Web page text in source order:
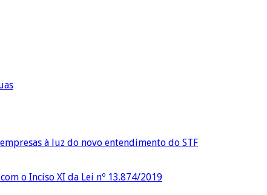
à luz do novo entendimento do STF
o Inciso XI da Lei nº 13.874/2019